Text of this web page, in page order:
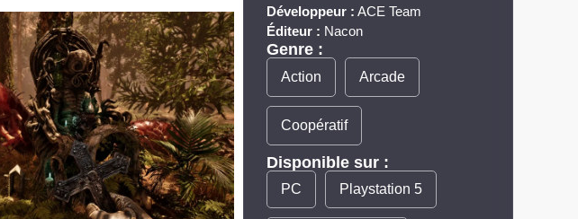
Développeur : ACE Team
Éditeur : Nacon
Genre :
Action Arcade
Coopératif
Disponible sur :
PC Playstation 5